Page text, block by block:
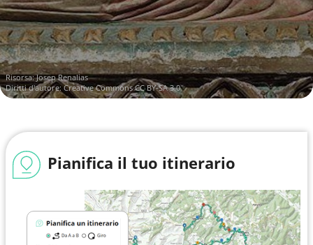
Risorsa:Josep Renalias
Diritti d'autore:Creative Commons CC BY-SA 3.0
Pianifica il tuo itinerario